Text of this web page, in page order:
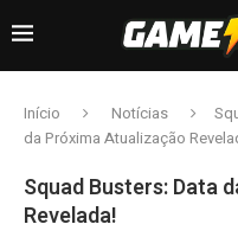
Início Notícias
da Próxima Atualização
Squad Busters: Data
Revelada!